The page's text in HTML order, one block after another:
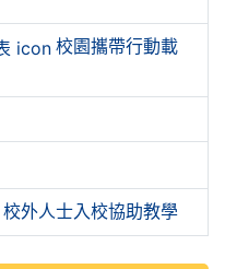
校園攜帶行動載
校外人士入校協助教學